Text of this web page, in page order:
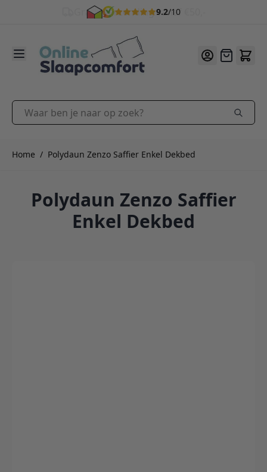
9.2/10
Offerte
Waar ben je naar op zoek?
Home / Polydaun Zenzo Saffier Enkel Dekbed
Polydaun Zenzo Saffier
Enkel Dekbed